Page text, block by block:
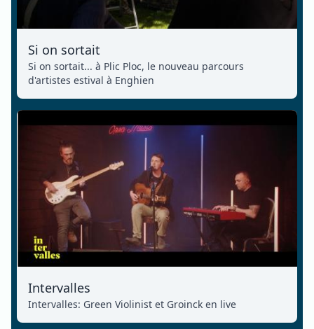
Si on sortait
Si on sortait... à Plic Ploc, le nouveau parcours
d'artistes estival à Enghien
Intervalles
Intervalles: Green Violinist et Groinck en live